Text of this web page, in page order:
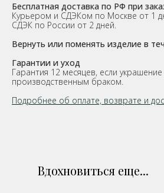
Бесплатная доставка по РФ при
Курьером и СДЭКом по Москве от 1
СДЭК по России от 2 дней.
Вернуть или поменять изделие в
Гарантии и уход
Гарантия 12 месяцев, если
производственным браком.
Подробнее об оплате, возврате и
Вдохновиться еще...